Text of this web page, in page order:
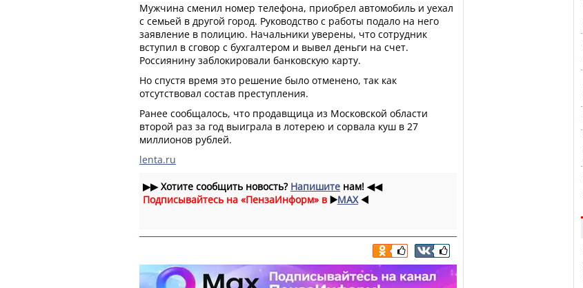
Мужчина сменил номер телефона, приобрел автомобиль и уехал
с семьей в другой город. Руководство с работы подало на него
заявление в полицию. Начальники уверены, что сотрудник
вступил в сговор с бухгалтером и вывел деньги на счет.
Россиянину заблокировали банковскую карту.
Но спустя время это решение было отменено, так как
отсутствовал состав преступления.
Ранее сообщалось, что продавщица из Московской области
второй раз за год выиграла в лотерею и сорвала куш в 27
миллионов рублей.
lenta.ru
▶▶Хотите сообщить новость? Напишите нам! ◀◀
Подписывайтесь на «ПензаИнформ» в ▶️MAX ◀️